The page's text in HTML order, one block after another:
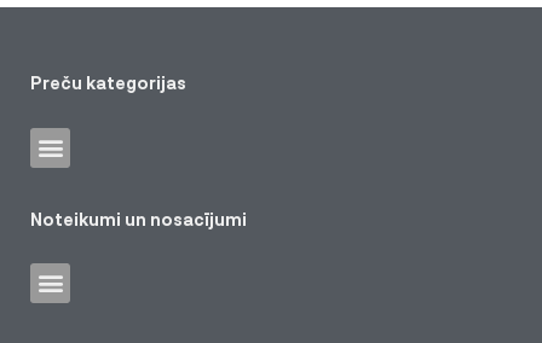
Preču kategorijas
Noteikumi un nosacījumi